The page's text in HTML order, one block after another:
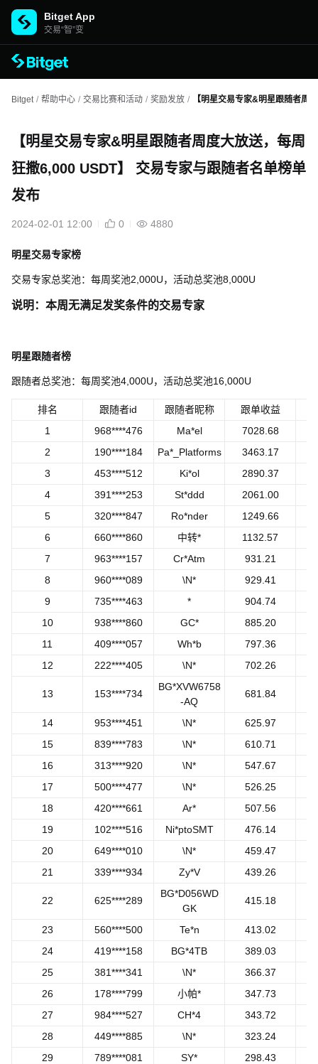
Bitget App
交易“智”变
Bitget / 帮助中心 / 交易比赛和活动 / 奖励发放 / 【明星交易专家&明星跟随者周
【明星交易专家&明星跟随者周度大放送，每周
狂撒6,000 USDT】 交易专家与跟随者名单榜单
发布
2024-02-01 12:00 0 4880
明星交易专家榜
交易专家总奖池：每周奖池2,000U，活动总奖池8,000U
说明：本周无满足发奖条件的交易专家
明星跟随者榜
跟随者总奖池：每周奖池4,000U，活动总奖池16,000U
排名 跟随者id 跟随者昵称
跟单收益
1
968****476 Ma*el 7028.68
2
190****184 Pa*_Platforms 3463.17
3
453****512 Ki*ol 2890.37
4
391****253 St*ddd 2061.00
5
320****847 Ro*nder 1249.66
6
660****860 中转* 1132.57
7
963****157 Cr*Atm
931.21
8
960****089 \N*
929.41
9
735****463 *
904.74
10
938****860 GC*
885.20
11
409****057 Wh*b
797.36
12
222****405 \N* 702.26
13 153****734
BG*XVW6758
-AQ
681.84
14 953****451 \N*
625.97
15
839****783 \N*
610.71
16
313****920 \N*
547.67
17
500****477 \N*
526.25
18
420****661 Ar*
507.56
19
102****516 Ni*ptoSMT
476.14
20
649****010 \N*
459.47
21
339****934 Zy*V 439.26
22 625****289
BG*D056WD
GK
415.18
23 560****500 Te*n
413.02
24
419****158 BG*4TB
389.03
25
381****341 \N*
366.37
26
178****799 小帕*
347.73
27
984****527 CH*4
343.72
28
449****885 \N*
323.24
29
789****081 SY*
298.43